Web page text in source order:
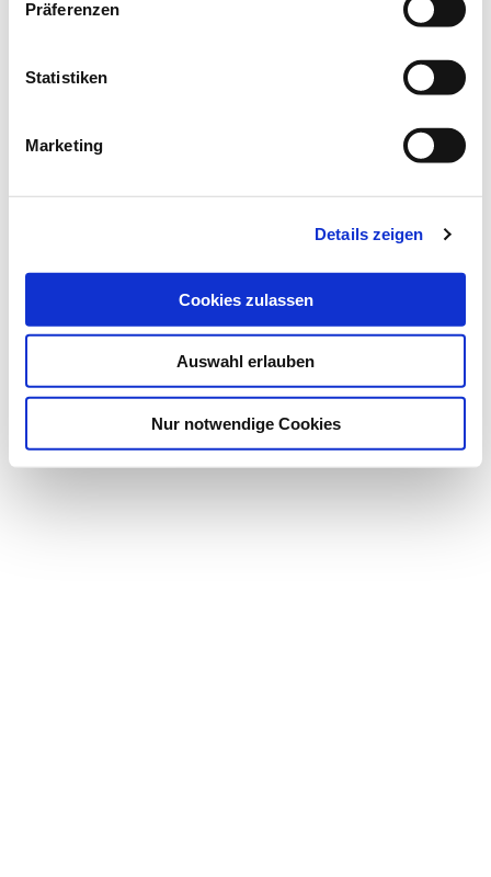
Präferenzen
Statistiken
Marketing
Details zeigen
Cookies zulassen
Auswahl erlauben
Nur notwendige Cookies